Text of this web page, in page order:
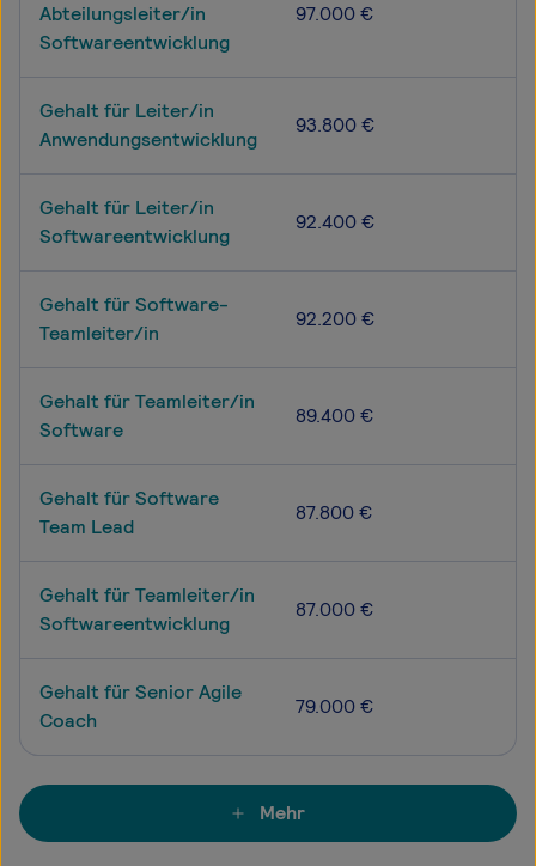
Abteilungsleiter/in
Softwareentwicklung
97.000 €
Gehalt für Leiter/in
Anwendungsentwicklung
93.800 €
Gehalt für Leiter/in
Softwareentwicklung
92.400 €
Gehalt für Software-
Teamleiter/in
92.200 €
Gehalt für Teamleiter/in
Software
89.400 €
Gehalt für Software
Team Lead
87.800 €
Gehalt für Teamleiter/in
Softwareentwicklung
87.000 €
Gehalt für Senior Agile
Coach
79.000 €
Mehr